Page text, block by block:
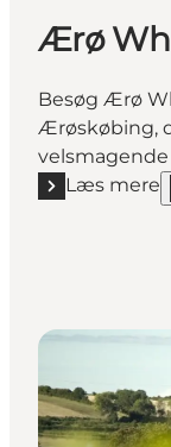
Ærø
Besøg Ærø
Ærøskøbing,
Læs mere
Læs mere